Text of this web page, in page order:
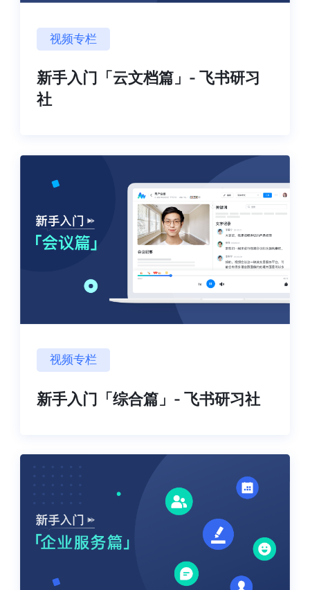
视频专栏
新手入门「云文档篇」- 飞书研习
社
视频专栏
新手入门「综合篇」- 飞书研习社